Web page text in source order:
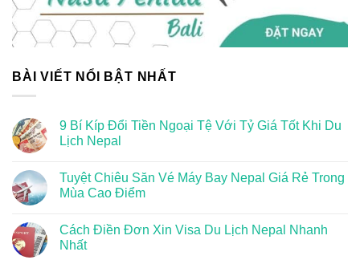
BÀI VIẾT NỔI BẬT NHẤT
9 Bí Kíp Đổi Tiền Ngoại Tệ Với Tỷ Giá Tốt Khi Du
Lịch Nepal
Tuyệt Chiêu Săn Vé Máy Bay Nepal Giá Rẻ Trong
Mùa Cao Điểm
Cách Điền Đơn Xin Visa Du Lịch Nepal Nhanh
Nhất